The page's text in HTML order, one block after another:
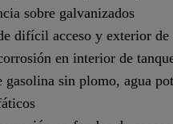
sobre galvanizados
difícil acceso y exterior de
en interior de
sin plomo, agua